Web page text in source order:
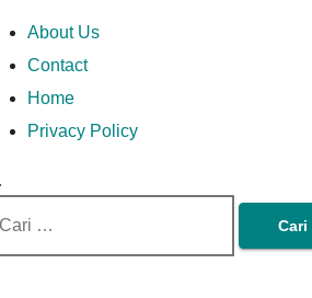
Money In
Way
In Every Way
About Us
Contact
Home
Privacy Policy